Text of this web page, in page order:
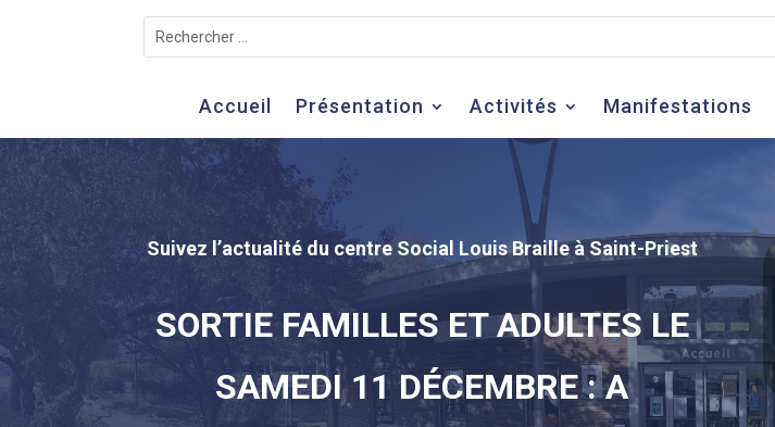
Accueil Présentation Activités Manifestations
Suivez l’actualité du centre Social Louis Braille à Saint-Priest
SORTIE FAMILLES ET ADULTES LE
SAMEDI 11 DÉCEMBRE : A